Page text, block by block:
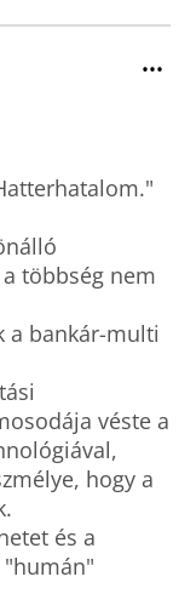
•••
többség nem
a bankár-multi
véste a
hogy a
és a
"humán"